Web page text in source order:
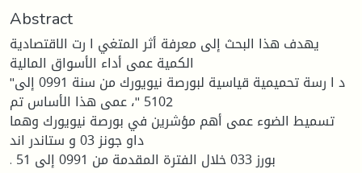
Abstract
يهدف هذا البحث إلى معرفة أثر المتغي ا رت الاقتصادية
الكمية عمى أداء الأسواق المالية
"د ا رسة تحميمية قياسية لبورصة نيويورك من سنة 0991 إلى
5102 "، عمى هذا الأساس تم
تسميط الضوء عمى أهم مؤشرين في بورصة نيويورك وهما
داو جونز 03 و ستاندر اند
. بورز 033 خلال الفترة المقدمة من 0991 إلى 51